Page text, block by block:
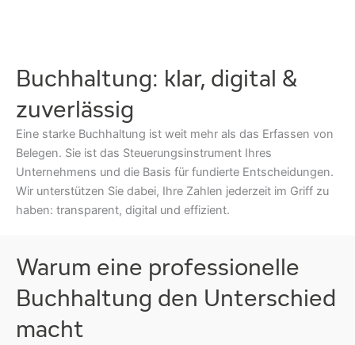
Buchhaltung: klar, digital &
zuverlässig
Eine starke Buchhaltung ist weit mehr als das Erfassen von
Belegen. Sie ist das Steuerungsinstrument Ihres
Unternehmens und die Basis für fundierte Entscheidungen.
Wir unterstützen Sie dabei, Ihre Zahlen jederzeit im Griff zu
haben: transparent, digital und effizient.
Warum eine professionelle
Buchhaltung den Unterschied
macht